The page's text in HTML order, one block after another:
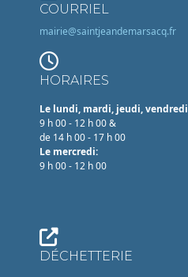
COURRIEL
mairie@saintjeandemarsacq.fr
HORAIRES
Le lundi, mardi, jeudi,
9 h 00 - 12 h 00 &
de 14 h 00 - 17 h 00
Le mercredi:
9 h 00 - 12 h 00
DÉCHETTERIE